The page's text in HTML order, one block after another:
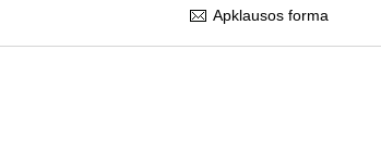
Apklausos forma